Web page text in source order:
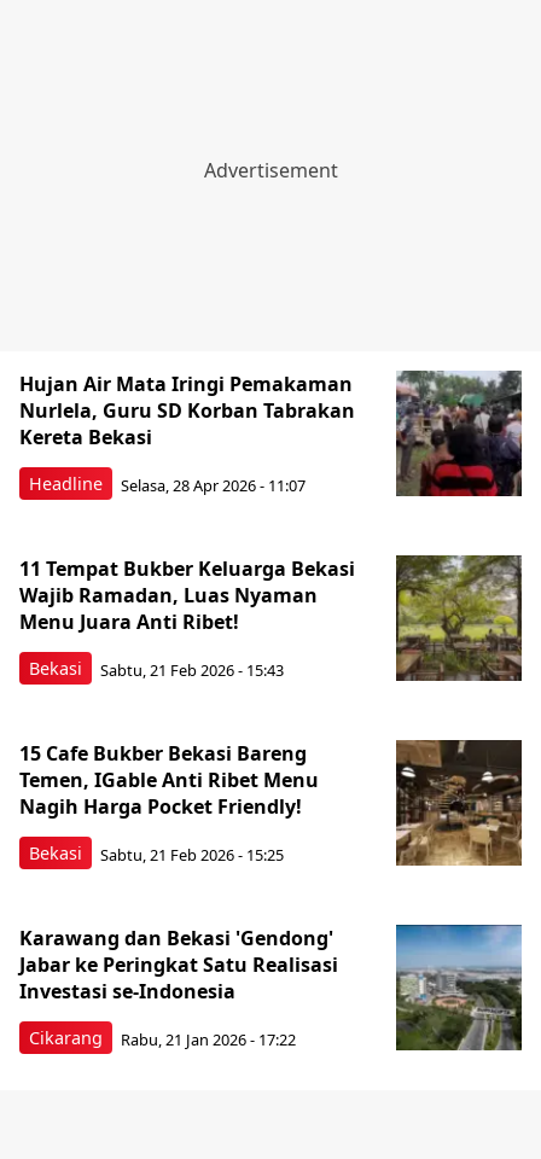
Headline
Hujan Air Mata Iringi Pemakaman
Nurlela, Guru SD Korban Tabrakan
Kereta Bekasi
Selasa, 28 Apr 2026 - 11:07
Bekasi
11 Tempat Bukber Keluarga Bekasi
Wajib Ramadan, Luas Nyaman
Menu Juara Anti Ribet!
Sabtu, 21 Feb 2026 - 15:43
Bekasi
15 Cafe Bukber Bekasi Bareng
Temen, IGable Anti Ribet Menu
Nagih Harga Pocket Friendly!
Sabtu, 21 Feb 2026 - 15:25
Cikarang
Karawang dan Bekasi 'Gendong'
Jabar ke Peringkat Satu Realisasi
Investasi se-Indonesia
Rabu, 21 Jan 2026 - 17:22